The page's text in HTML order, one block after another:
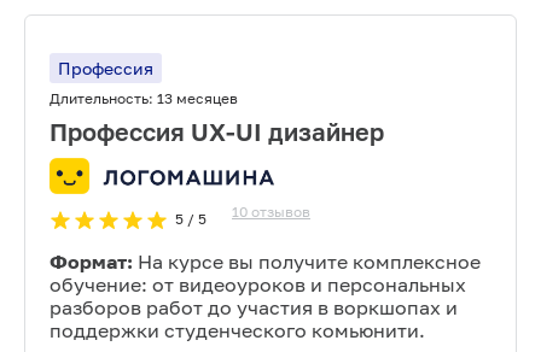
Профессия
Длительность: 13 месяцев
Профессия UX-UI дизайнер
5/ 5 10 отзывов
Формат: На курсе вы получите комплексное
обучение: от видеоуроков и персональных
разборов работ до участия в воркшопах и
поддержки студенческого комьюнити.